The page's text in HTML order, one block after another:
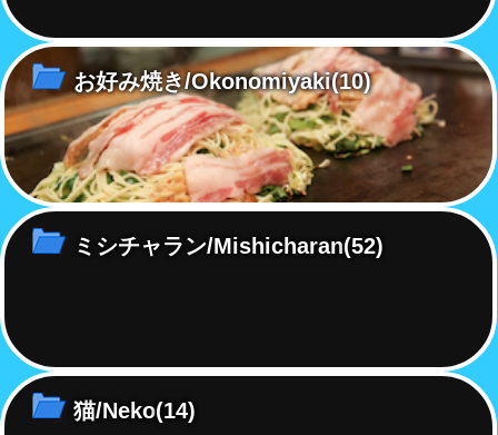
お好み焼き/Okonomiyaki(10)
ミシチャラン/Mishicharan(52)
猫/Neko(14)